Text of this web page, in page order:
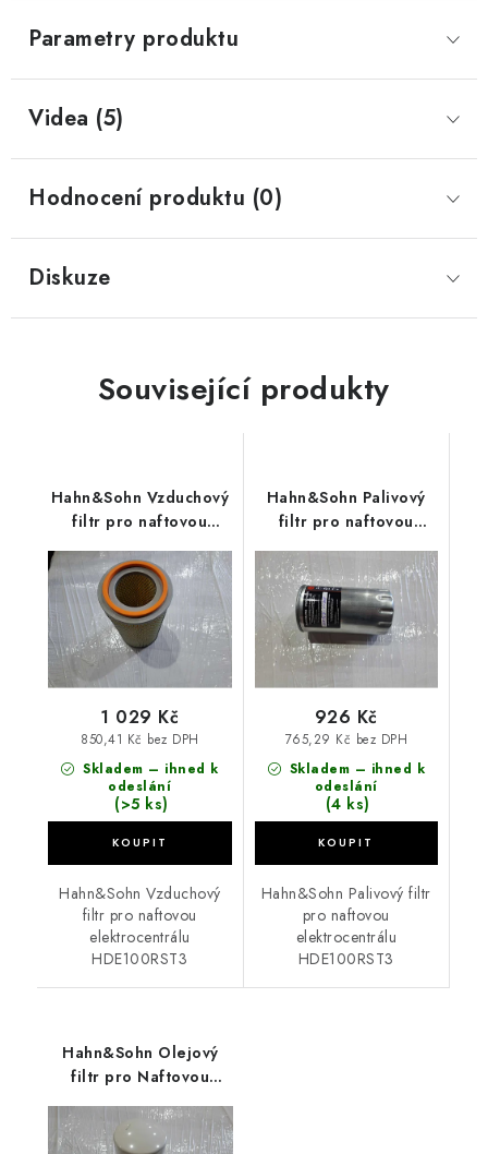
Parametry produktu
Videa (5)
Hodnocení produktu (0)
Diskuze
Související produkty
Hahn&Sohn Vzduchový
filtr pro naftovou
HDE100RST3
Skladem – ihned k
odeslání
(>5 ks)
850,41 Kč bez DPH
1 029 Kč
Hahn&Sohn Vzduchový
filtr pro naftovou
elektrocentrálu
HDE100RST3
Hahn&Sohn Palivový
filtr pro naftovou
HDE100RST3
Skladem – ihned k
odeslání
(4 ks)
765,29 Kč bez DPH
926 Kč
Hahn&Sohn Palivový filtr
pro naftovou
elektrocentrálu
HDE100RST3
Hahn&Sohn Olejový
filtr pro Naftovou
elektrocentrálu
HDE100RST3